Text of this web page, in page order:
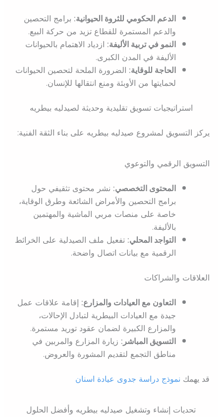
الدعم الحكومي للثروة الحيوانية:برامج التحصين
والدعم المستمرة للقطاع تزيد من حركة البيع.
النمو في تربية الأليفة:ازدياد الاهتمام بالحيوانات
الأليفة في المدن الكبرى.
الحاجة للوقاية:الضرورة الملحة لتحصين الحيوانات
لحمايتها من الأوبئة ومنع انتقالها للإنسان.
استراتيجيات تسويق تقليدية وحديثة لصيدليه بيطريه
يركز التسويق لمشروع صيدليه بيطريه على بناء الثقة الفنية:
التسويق الرقمي والتوعوي
المحتوى التخصصي:نشر محتوى تثقيفي حول
برامج التحصين والأمراض الشائعة وطرق الوقاية،
خاصة على منصات مربي الماشية والمهتمين
بالأليفة.
التواجد المحلي:تفعيل ملف الصيدلية على الخرائط
الرقمية مع بيانات اتصال واضحة.
العلاقات والشراكات
التعاون مع العيادات والمزارع:إقامة علاقات عمل
جيدة مع العيادات البيطرية لتبادل الإحالات،
والمزارع الكبيرة لضمان عقود توريد مستمرة.
التسويق المباشر:زيارة المزارع والمربين في
مناطق التجمع لتقديم المشورة والعروض.
قد يهمك نموذج دراسة جدوى عيادة اسنان
تحديات إنشاء وتشغيل صيدليه بيطريه وأفضل الحلول